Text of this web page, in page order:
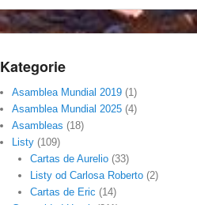
Kategorie
Asamblea Mundial 2019 (1)
Asamblea Mundial 2025 (4)
Asambleas (18)
Listy (109)
Cartas de Aurelio(33)
Listy od Carlosa Roberto(2)
Cartas de Eric (14)